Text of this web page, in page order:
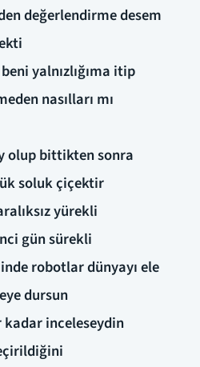
değerlendirme desem
yalnızlığıma itip
nasılları mı
olup bittikten sonra
soluk çiçektir
yürekli
gün sürekli
robotlar dünyayı ele
dursun
inceleseydin